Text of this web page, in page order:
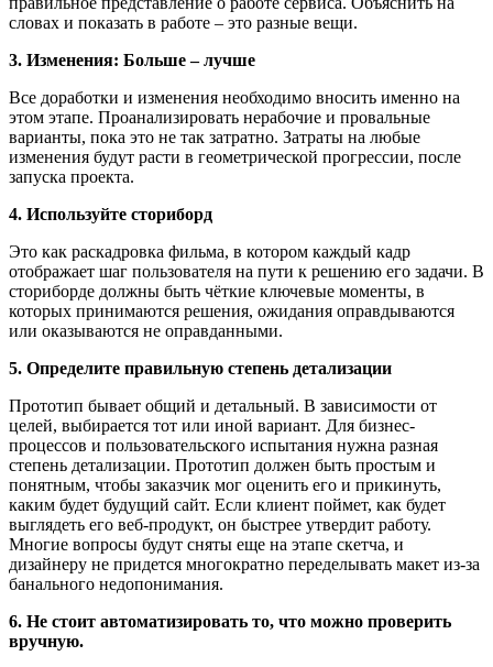
словах и показать в работе – это разные вещи.
3. Изменения: Больше – лучше
Все доработки и изменения необходимо вносить именно на
этом этапе. Проанализировать нерабочие и провальные
варианты, пока это не так затратно. Затраты на любые
изменения будут расти в геометрической прогрессии, после
запуска проекта.
4. Используйте сториборд
Это как раскадровка фильма, в котором каждый кадр
отображает шаг пользователя на пути к решению его задачи. В
сториборде должны быть чёткие ключевые моменты, в
которых принимаются решения, ожидания оправдываются
или оказываются не оправданными.
5. Определите правильную степень детализации
Прототип бывает общий и детальный. В зависимости от
целей, выбирается тот или иной вариант. Для бизнес-
процессов и пользовательского испытания нужна разная
степень детализации. Прототип должен быть простым и
понятным, чтобы заказчик мог оценить его и прикинуть,
каким будет будущий сайт. Если клиент поймет, как будет
выглядеть его веб-продукт, он быстрее утвердит работу.
Многие вопросы будут сняты еще на этапе скетча, и
дизайнеру не придется многократно переделывать макет из-за
банального недопонимания.
6. Не стоит автоматизировать то, что можно проверить
вручную.